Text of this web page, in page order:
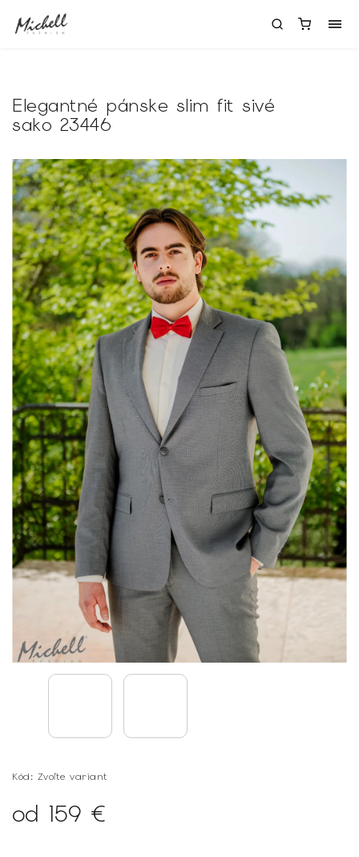
Elegantné pánske slim fit sivé
sako 23446
Kód: Zvoľte variant
od 159 €